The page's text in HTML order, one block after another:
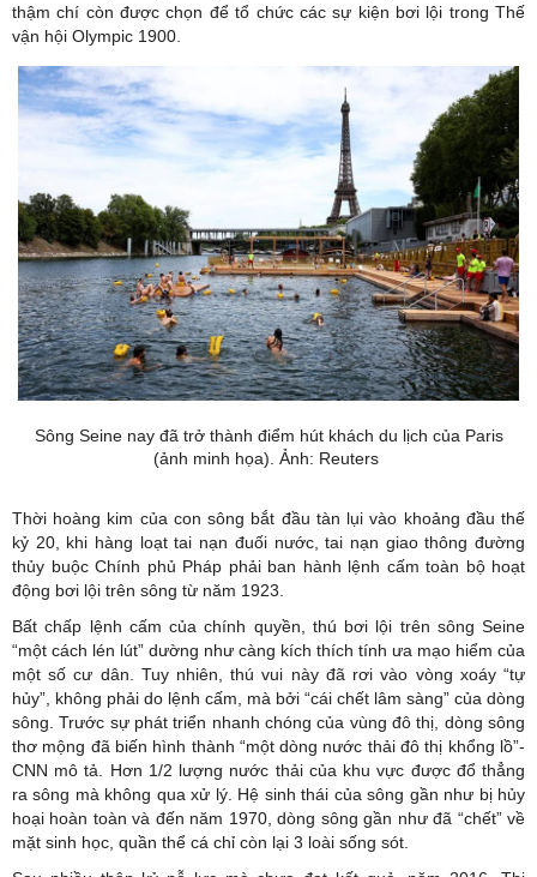
thậm chí còn được chọn để tổ chức các sự kiện bơi lội trong Thế
vận hội Olympic 1900.
Sông Seine nay đã trở thành điểm hút khách du lịch của Paris
(ảnh minh họa). Ảnh: Reuters
Thời hoàng kim của con sông bắt đầu tàn lụi vào khoảng đầu thế
kỷ 20, khi hàng loạt tai nạn đuối nước, tai nạn giao thông đường
thủy buộc Chính phủ Pháp phải ban hành lệnh cấm toàn bộ hoạt
động bơi lội trên sông từ năm 1923.
Bất chấp lệnh cấm của chính quyền, thú bơi lội trên sông Seine
“một cách lén lút” dường như càng kích thích tính ưa mạo hiểm của
một số cư dân. Tuy nhiên, thú vui này đã rơi vào vòng xoáy “tự
hủy”, không phải do lệnh cấm, mà bởi “cái chết lâm sàng” của dòng
sông. Trước sự phát triển nhanh chóng của vùng đô thị, dòng sông
thơ mộng đã biến hình thành “một dòng nước thải đô thị khổng lồ”-
CNN mô tả. Hơn 1/2 lượng nước thải của khu vực được đổ thẳng
ra sông mà không qua xử lý. Hệ sinh thái của sông gần như bị hủy
hoại hoàn toàn và đến năm 1970, dòng sông gần như đã “chết” về
mặt sinh học, quần thể cá chỉ còn lại 3 loài sống sót.